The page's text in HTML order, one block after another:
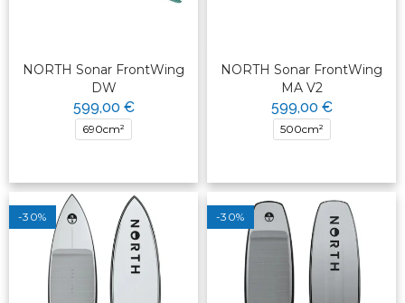
NORTH Sonar FrontWing
DW
599,00 €
690cm²
NORTH Sonar FrontWing
MA V2
599,00 €
500cm²
-30% -30%